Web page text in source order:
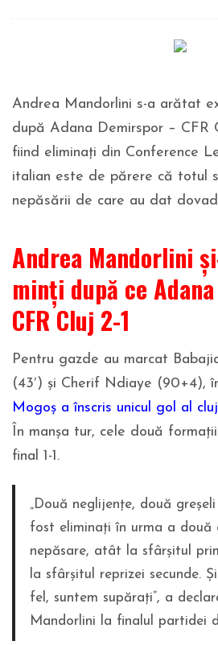
Andrea Mandorlini s-a arătat
după Adana Demirspor – CFR
fiind eliminați din Conference
italian este de părere că totul
nepăsării de care au dat
Andrea Mandorlini
minți după ce
CFR Cluj 2-1
Pentru gazde au marcat
(43′) și Cherif Ndiaye (90+4),
Mogoș a înscris unicul gol al
În manșa tur, cele două
final 1-1.
„Două neglijențe, două
fost eliminați în urma a două
nepăsare, atât la sfârșitul
la sfârșitul reprizei secunde.
fel, suntem supărați”, a
Mandorlini la finalul partidei